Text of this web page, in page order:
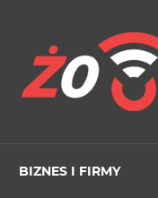
content
BIZNES I FIRMY